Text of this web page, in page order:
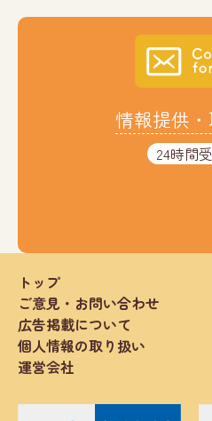
情報提供
24時間
トップ
ご意見・お問い合わせ
広告掲載について
個人情報の取り扱い
運営会社